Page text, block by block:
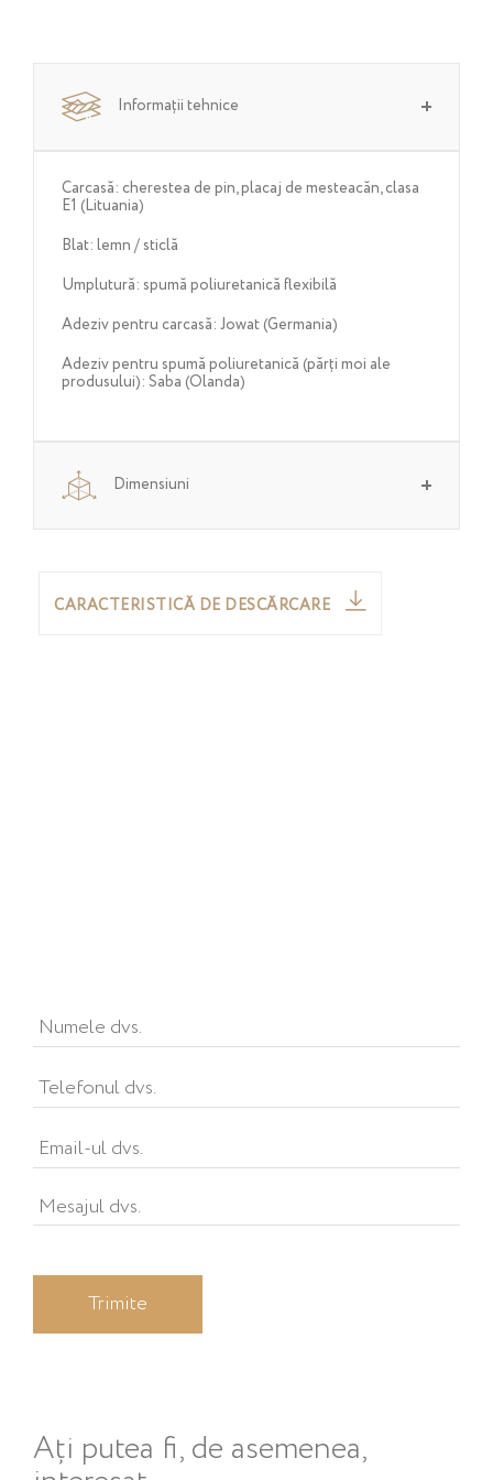
Informații tehnice
Carcasă: cherestea de pin, placaj de mesteacăn, clasa
E1 (Lituania)
Blat: lemn / sticlă
Umplutură: spumă poliuretanică flexibilă
Adeziv pentru carcasă: Jowat (Germania)
Adeziv pentru spumă poliuretanică (părți moi ale
produsului): Saba (Olanda)
Dimensiuni
CARACTERISTICĂ DE DESCĂRCARE
Ați putea fi, de asemenea,